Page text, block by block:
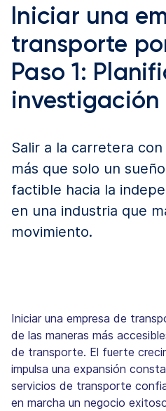
Iniciar una
transporte
Paso 1:
investigación
Salir a la carretera
más que solo un
factible hacia la
en una industria que
movimiento.
Iniciar una empresa de
de las maneras más
de transporte. El fuerte
impulsa una expansión
servicios de transporte
en marcha un negocio